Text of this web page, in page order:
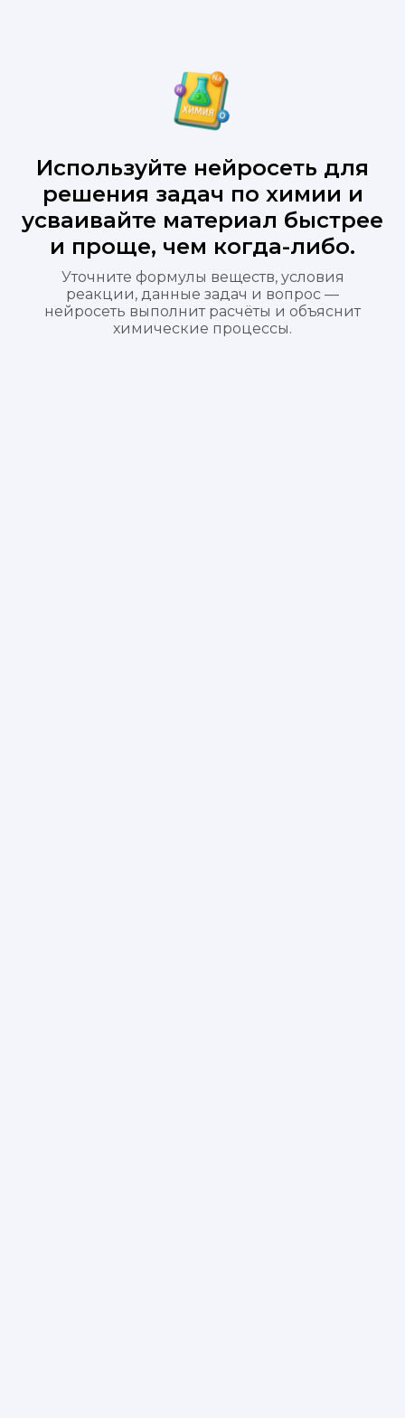
Используйте нейросеть для
решения задач по химии и
усваивайте материал быстрее
и проще, чем когда-либо.
Уточните формулы веществ, условия
реакции, данные задач и вопрос —
нейросеть выполнит расчёты и объяснит
химические процессы.